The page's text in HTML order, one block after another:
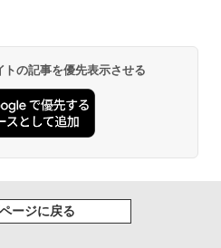
限定】 い・ろ・は・す 2L P
レス ×8本
の記事を優先表示させる
ージに戻る